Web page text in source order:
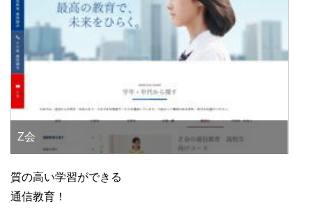
Z会
質の高い学習ができる
通信教育！